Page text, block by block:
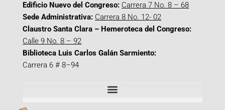
Edificio Nuevo del Congreso: Carrera 7 No. 8 – 68
Sede Administrativa: Carrera 8 No. 12- 02
Claustro Santa Clara – Hemeroteca del Congreso:
Calle 9 No. 8 – 92
Biblioteca Luis Carlos Galán Sarmiento:
Carrera 6 # 8–94